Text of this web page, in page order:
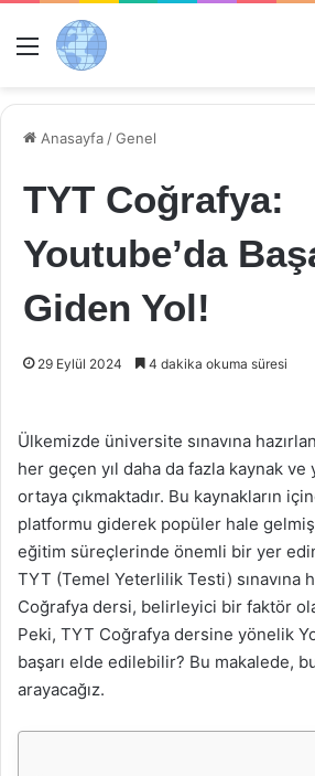
Menü
Anasayfa /Genel
TYT Coğrafya:
Youtube’da
Giden Yol!
29 Eylül 2024 4 dakika okuma süresi
Ülkemizde üniversite sınavına
her geçen yıl daha da fazla kaynak ve
ortaya çıkmaktadır. Bu kaynakların
platformu giderek popüler hale
eğitim süreçlerinde önemli bir yer
TYT (Temel Yeterlilik Testi) sınavına
Coğrafya dersi, belirleyici bir faktör
Peki, TYT Coğrafya dersine yönelik
başarı elde edilebilir? Bu makalede,
arayacağız.